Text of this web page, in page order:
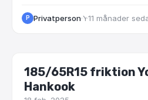
P Privatperson· Ystad
·11 månader
185/65R15 friktion
Hankook